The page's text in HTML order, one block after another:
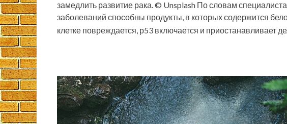
замедлить развитие рака. © Unsplash По словам
заболеваний способны продукты, в которых содержится
клетке повреждается, р53 включается и приостанавливает